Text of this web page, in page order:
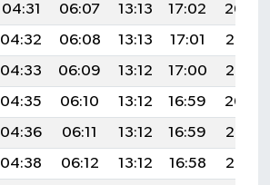
04:31 06:07 13:13 17:02
20:09
04:32 06:08 13:13 17:01
20:07
04:33 06:09 13:12 17:00
20:06
04:35 06:10 13:12 16:59
20:04
04:36 06:11 13:12 16:59
20:03
04:38 06:12 13:12 16:58
20:02